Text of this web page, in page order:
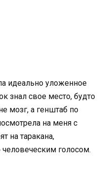
идеально уложенное
знал свое место, будто
мозг, а генштаб по
на меня с
на таракана,
голосом.